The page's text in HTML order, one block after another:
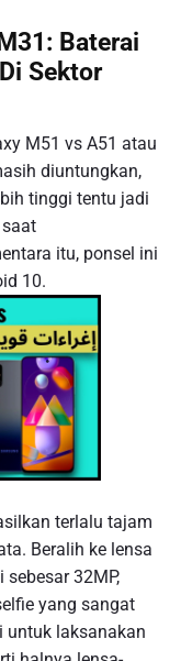
Baterai
Sektor
M51 vs A51 atau
diuntungkan,
tinggi tentu jadi
itu, ponsel ini
10.
terlalu tajam
Beralih ke lensa
32MP,
yang sangat
untuk laksanakan